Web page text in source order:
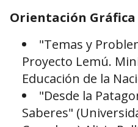
Orientación Gráfica
"Temas y
Proyecto Lemú.
Educación de la
"Desde la
Saberes"